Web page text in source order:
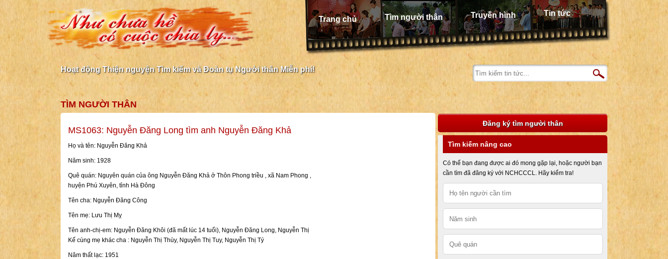
Trang chủ Tìm người thân Truyền hình Tin tức
Hoạt động Thiện nguyện Tìm kiếm và Đoàn tụ Người thân Miễn phí!
TÌM NGƯỜI THÂN
MS1063: Nguyễn Đăng Long tìm anh Nguyễn Đăng Khả
Họ và tên: Nguyễn Đăng Khả
Năm sinh: 1928
Quê quán: Nguyên quán của ông Nguyễn Đăng Khả ở Thôn Phong triều , xã Nam Phong ,
huyện Phú Xuyên, tỉnh Hà Đông
Tên cha: Nguyễn Đăng Công
Tên mẹ: Lưu Thị Mỵ
Tên anh-chị-em: Nguyễn Đăng Khôi (đã mất lúc 14 tuổi), Nguyễn Đăng Long, Nguyễn Thị
Kế cùng mẹ khác cha : Nguyễn Thị Thùy, Nguyễn Thị Tuy, Nguyễn Thị Tý
Năm thất lạc: 1951
Đăng ký tìm người thân
Tìm kiếm nâng cao
Có thể bạn đang được ai đó mong gặp lại, hoặc người bạn
cần tìm đã đăng ký với NCHCCCL. Hãy kiểm tra!